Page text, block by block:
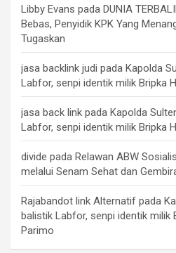
Libby Evans pada DUNIA
Bebas, Penyidik KPK Yang
Tugaskan
jasa backlink judi pada Kapolda
Labfor, senpi identik milik Bripka
jasa back link pada Kapolda
Labfor, senpi identik milik Bripka
divide pada Relawan ABW
melalui Senam Sehat dan
Rajabandot link Alternatif pada
balistik Labfor, senpi identik milik
Parimo